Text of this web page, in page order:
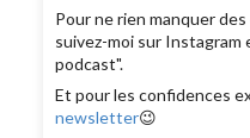
Pour ne rien manquer
suivez-moi sur Instagram
podcast".
Et pour les confidences
newsletter😉